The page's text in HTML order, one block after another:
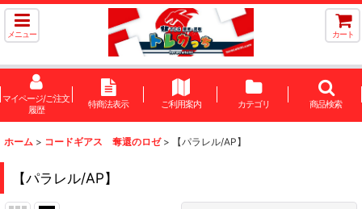
メニュー カート
マイページ/ご注文
履歴
特商法表示 ご利用案内 カテゴリ 商品検索
ホーム > コードギアス 奪還のロゼ > 【パラレル/AP】
【パラレル/AP】